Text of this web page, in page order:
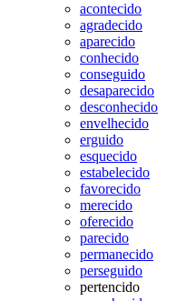
acontecido
agradecido
aparecido
conhecido
conseguido
desaparecido
desconhecido
envelhecido
erguido
esquecido
estabelecido
favorecido
merecido
oferecido
parecido
permanecido
perseguido
pertencido